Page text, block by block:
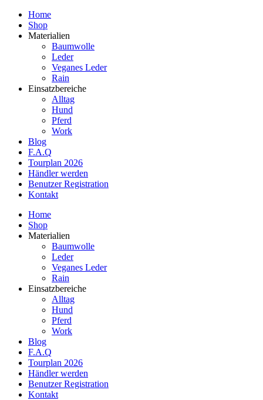
Home
Shop
Materialien
Baumwolle
Leder
Veganes Leder
Rain
Einsatzbereiche
Alltag
Hund
Pferd
Work
Blog
F.A.Q
Tourplan 2026
Händler werden
Benutzer Registration
Kontakt
Home
Shop
Materialien
Baumwolle
Leder
Veganes Leder
Rain
Einsatzbereiche
Alltag
Hund
Pferd
Work
Blog
F.A.Q
Tourplan 2026
Händler werden
Benutzer Registration
Kontakt